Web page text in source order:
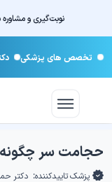
نوبت‌گیری و
تخصص های پزشکی
حجامت سر چگونه
پزشک تاییدکننده: دکتر